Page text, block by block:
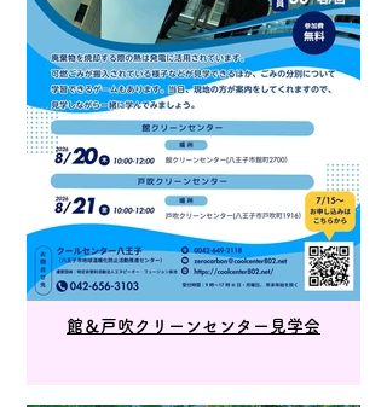
館＆戸吹クリーンセンター見学会